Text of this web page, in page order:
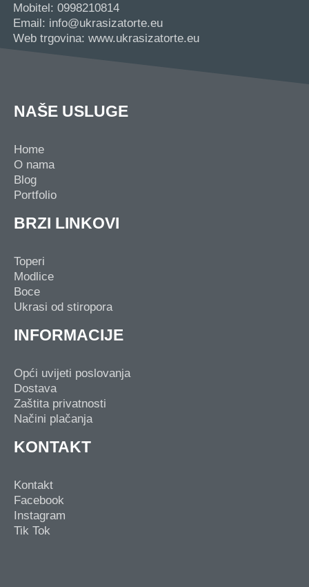
Mobitel: 0998210814
Email: info@ukrasizatorte.eu
Web trgovina: www.ukrasizatorte.eu
NAŠE USLUGE
Home
O nama
Blog
Portfolio
BRZI LINKOVI
Toperi
Modlice
Boce
Ukrasi od stiropora
INFORMACIJE
Opći uvijeti poslovanja
Dostava
Zaštita privatnosti
Načini plačanja
KONTAKT
Kontakt
Facebook
Instagram
Tik Tok